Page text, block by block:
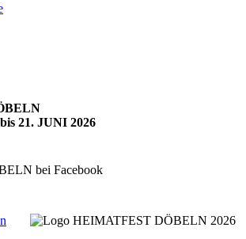
21. JUNI 2026
bei Facebook